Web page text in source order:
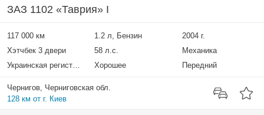
ЗАЗ 1102 «Таврия» I
117 000 км 1.2 л, Бензин
2004 г.
Хэтчбек 3 двери
58 л.с.
Механика
Украинская регистрация
Хорошее Передний
Чернигов, Черниговская обл.
128 км от г. Киев